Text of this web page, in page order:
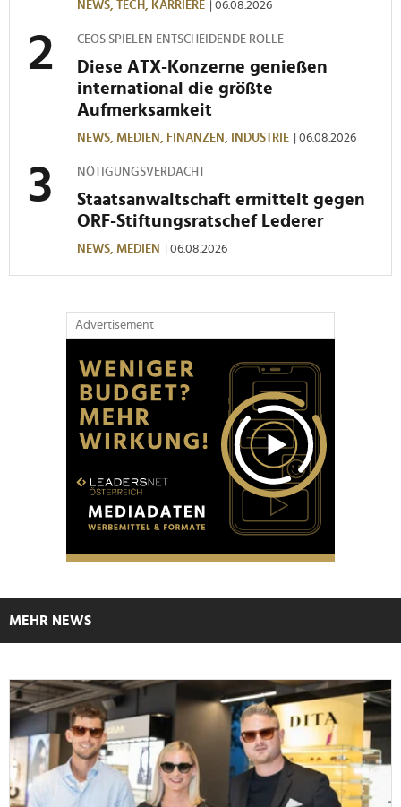
NEWS, TECH, KARRIERE | 06.08.2026
CEOS SPIELEN ENTSCHEIDENDE ROLLE
Diese ATX-Konzerne genießen
international die größte
Aufmerksamkeit
NEWS, MEDIEN, FINANZEN, INDUSTRIE | 06.08.2026
NÖTIGUNGSVERDACHT
Staatsanwaltschaft ermittelt gegen
ORF-Stiftungsratschef Lederer
NEWS, MEDIEN | 06.08.2026
Advertisement
MEHR NEWS